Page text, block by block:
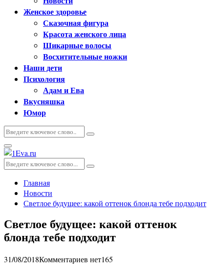
Женское здоровье
Сказочная фигура
Красота женского лица
Шикарные волосы
Восхитительные ножки
Наши дети
Психология
Адам и Ева
Вкусняшка
Юмор
Искать:
Поиск
Основное
меню
Искать:
Поиск
Главная
Новости
Светлое будущее: какой оттенок блонда тебе подходит
Светлое будущее: какой оттенок
блонда тебе подходит
31/08/2018Комментариев нет165